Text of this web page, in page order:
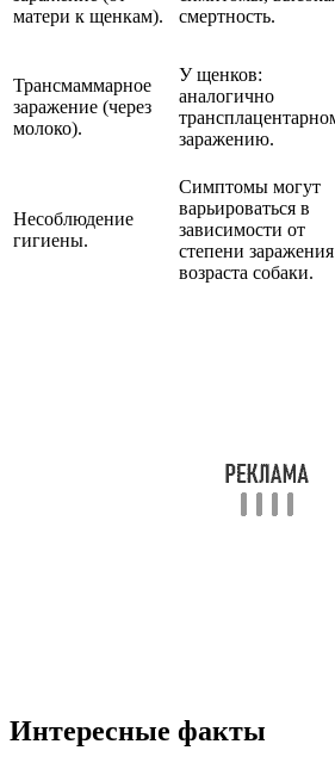
матери к щенкам).
смертность.
Трансмаммарное
заражение (через
молоко).
У щенков:
аналогично
заражению.
Несоблюдение
гигиены.
Симптомы могут
варьироваться в
зависимости от
степени
возраста собаки.
Интересные факты